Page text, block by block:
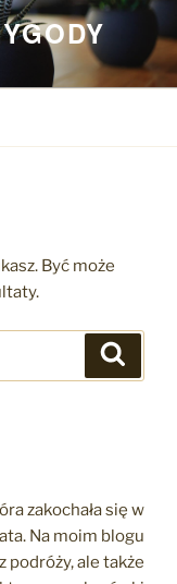
Być może
zakochała się w
Na moim blogu
podróży, ale także